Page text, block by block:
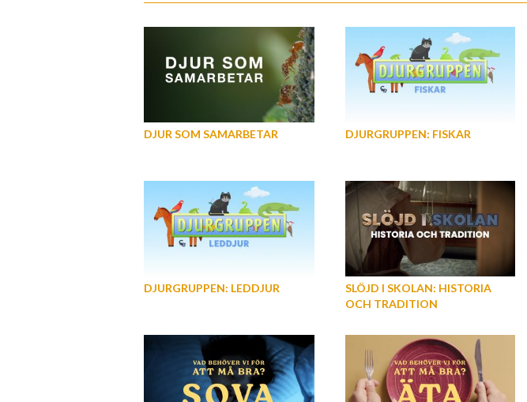
DJUR SOM SAMARBETAR DJURGRUPPEN: FISKAR
DJURGRUPPEN: LEDDJUR
SLÖJD I SKOLAN: HISTORIA
OCH TRADITION